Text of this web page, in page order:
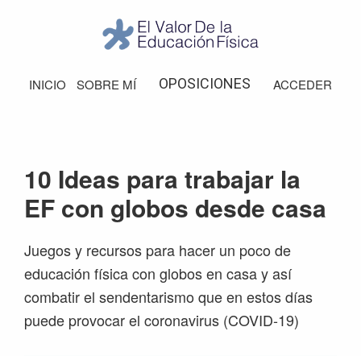
navegación
principal
barra
Valor
de
INICIO SOBRE MÍ OPOSICIONES ACCEDER
10 Ideas para trabajar la
EF con globos desde casa
Juegos y recursos para hacer un poco de
educación física con globos en casa y así
combatir el sendentarismo que en estos días
puede provocar el coronavirus (COVID-19)